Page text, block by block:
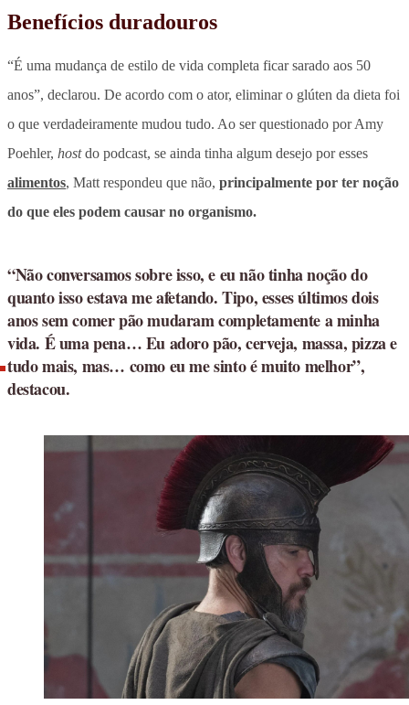
Benefícios duradouros
“É uma mudança de estilo de vida completa ficar sarado aos 50
anos”, declarou. De acordo com o ator, eliminar o glúten da dieta foi
o que verdadeiramente mudou tudo. Ao ser questionado por Amy
Poehler, hostdo podcast, se ainda tinha algum desejo por esses
alimentos, Matt respondeu que não, principalmente por ter noção
do que eles podem causar no organismo.
“Não conversamos sobre isso, e eu não tinha noção do
quanto isso estava me afetando. Tipo, esses últimos dois
anos sem comer pão mudaram completamente a minha
vida. É uma pena… Eu adoro pão, cerveja, massa, pizza e
tudo mais, mas… como eu me sinto é muito melhor”,
destacou.